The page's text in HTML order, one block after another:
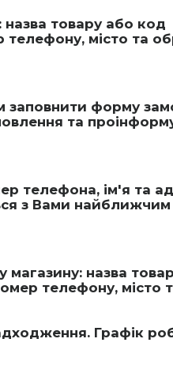
товару або код
телефону, місто та
форму
та
телефона, ім'я та
з Вами найближчим
назва
телефону, місто
Графік